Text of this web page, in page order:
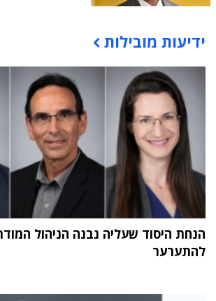
תוכן פרסומי
ידיעות מובילות
הנחת היסוד שעליה נבנה הניהול
להתערער